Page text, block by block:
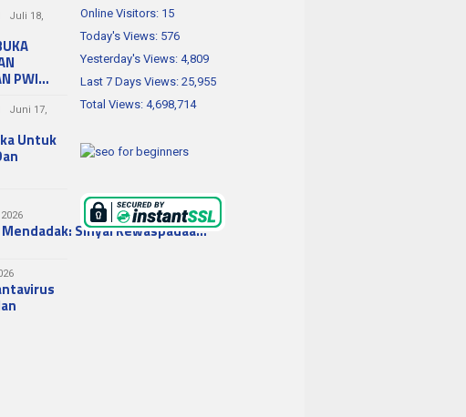
Juli 18,
PWI…
Juni 17,
Untuk
Mendadak: Sinyal Kewaspadaa…
Online Visitors: 15
Today's Views: 576
Yesterday's Views: 4,809
Last 7 Days Views: 25,955
Total Views: 4,698,714